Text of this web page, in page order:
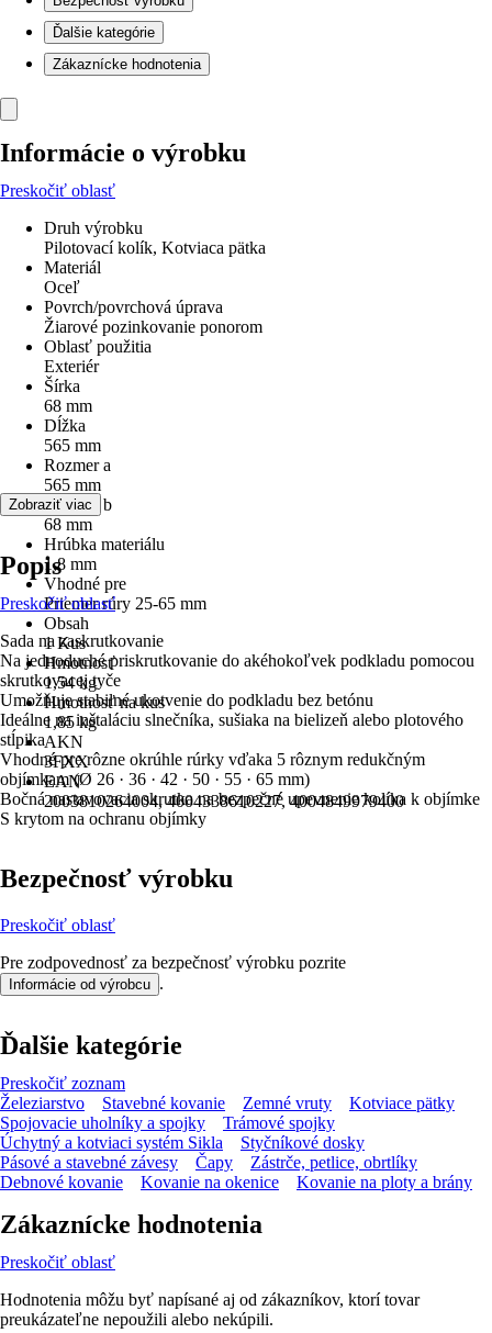
Ďalšie kategórie
Zákaznícke hodnotenia
Informácie o výrobku
Preskočiť oblasť
Druh výrobku
Pilotovací kolík, Kotviaca pätka
Materiál
Oceľ
Povrch/povrchová úprava
Žiarové pozinkovanie ponorom
Oblasť použitia
Exteriér
Šírka
68 mm
Dĺžka
565 mm
Rozmer a
565 mm
Rozmer b
68 mm
Hrúbka materiálu
1,8 mm
Vhodné pre
Priemer rúry 25-65 mm
Obsah
1 Kus
Hmotnosť
1,54 kg
Hmotnosť na kus
1,85 kg
AKN
3FXX
EAN
2003810264004, 4004338610227, 4004849979400
Zobraziť viac
Popis
Preskočiť oblasť
Sada na zaskrutkovanie
Na jednoduché priskrutkovanie do akéhokoľvek podkladu pomocou
skrutkovacej tyče
Umožňuje stabilné ukotvenie do podkladu bez betónu
Ideálne na inštaláciu slnečníka, sušiaka na bielizeň alebo plotového
stĺpika
Vhodné pre rôzne okrúhle rúrky vďaka 5 rôznym redukčným
objímkam (Ø 26 · 36 · 42 · 50 · 55 · 65 mm)
Bočná nastavovacia skrutka na bezpečné upevnenie kolíka k objímke
S krytom na ochranu objímky
Bezpečnosť výrobku
Preskočiť oblasť
Pre zodpovednosť za bezpečnosť výrobku pozrite
Informácie od výrobcu .
Ďalšie kategórie
Preskočiť zoznam
Železiarstvo
Stavebné kovanie Zemné vruty
Kotviace pätky
Spojovacie uholníky a spojky
Trámové spojky
Úchytný a kotviaci systém Sikla
Styčníkové dosky
Pásové a stavebné závesy
Čapy
Zástrče, petlice, obrtlíky
Debnové kovanie
Kovanie na okenice Kovanie na ploty a brány
Zákaznícke hodnotenia
Preskočiť oblasť
Hodnotenia môžu byť napísané aj od zákazníkov, ktorí tovar
preukázateľne nepoužili alebo nekúpili.